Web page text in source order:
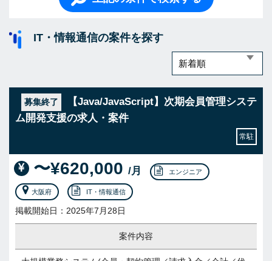
IT・情報通信の案件を探す
募集終了
【Java/JavaScript】次期会員管理システ
ム開発支援の求人・案件
常駐
〜¥620,000 /月 エンジニア
大阪府 IT・情報通信
掲載開始日：2025年7月28日
案件内容